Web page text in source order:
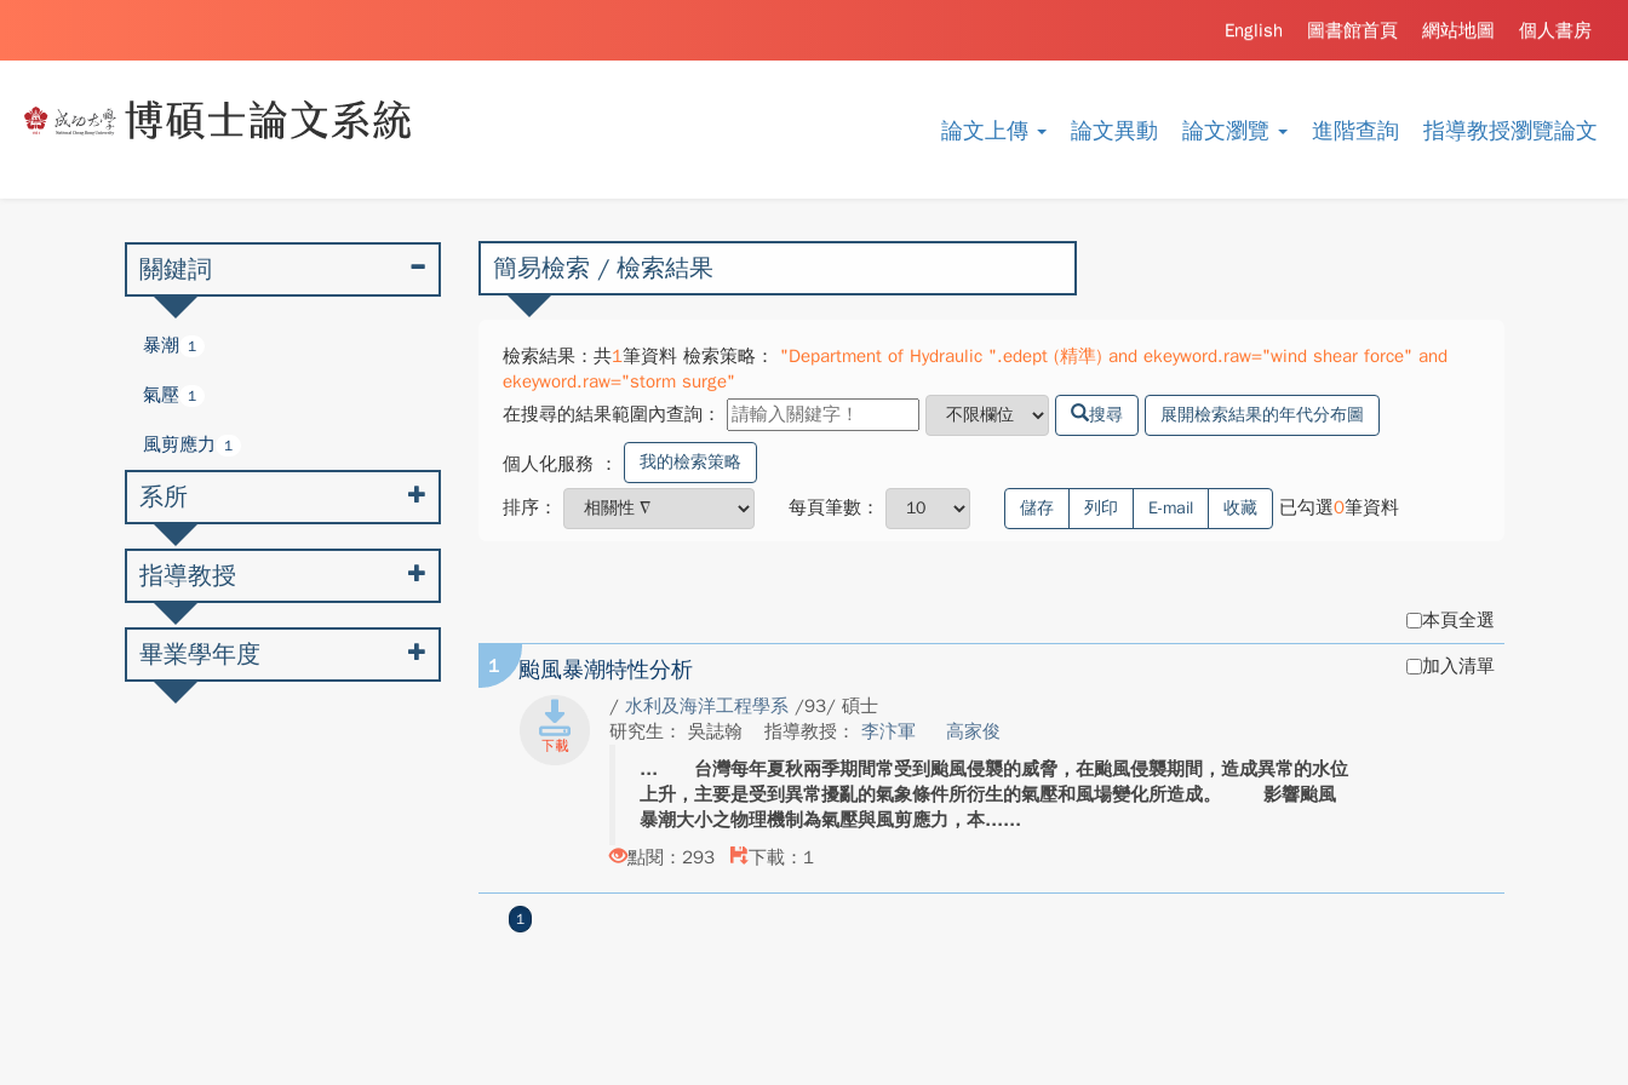
論文上傳 論文異動 論文瀏覽 進階查詢 指導教授瀏覽論文
個人書房
網站地圖
圖書館首頁
English
簡易檢索 / 檢索結果
檢索結果：共1筆資料 檢索策略：
"Department of Hydraulic ".edept (精準) and ekeyword.raw="wind shear force" and
ekeyword.raw="storm surge"
在搜尋的結果範圍內查詢：
搜尋 展開檢索結果的年代分布圖
個人化服務 ： 我的檢索策略
排序： 每頁筆數： 儲存 列印 E-mail 收藏 已勾選0筆資料
本頁全選
1 颱風暴潮特性分析
/ 水利及海洋工程學系 /93/ 碩士
研究生： 吳誌翰
指導教授： 李汴軍
高家俊
台灣每年夏秋兩季期間常受到颱風侵襲的威脅，在颱風侵襲期間，造成異常的水位
上升，主要是受到異常擾亂的氣象條件所衍生的氣壓和風場變化所造成。 影響颱風
暴潮大小之物理機制為氣壓與風剪應力，本...
點閱：293
下載：1
加入清單
1
關鍵詞
暴潮 1
氣壓 1
風剪應力 1
系所
指導教授
畢業學年度